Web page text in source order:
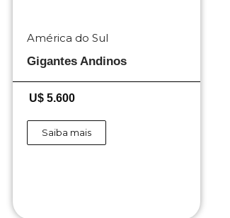
América do Sul
Gigantes Andinos
U$ 5.600
Saiba mais